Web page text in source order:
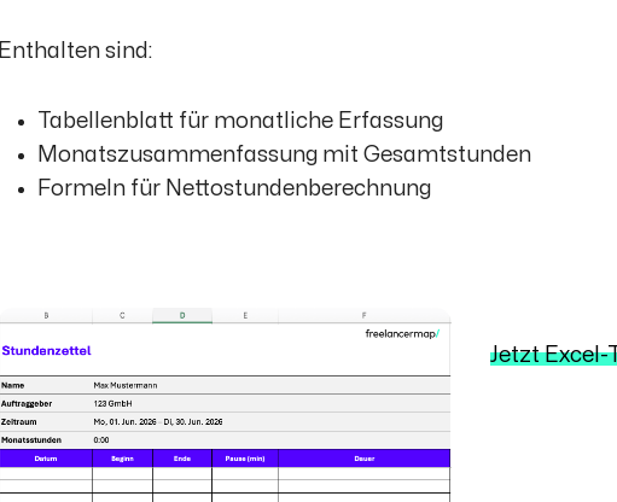
Enthalten sind:
Tabellenblatt für monatliche Erfassung
Monatszusammenfassung mit Gesamtstunden
Formeln für Nettostundenberechnung
Jetzt Excel-